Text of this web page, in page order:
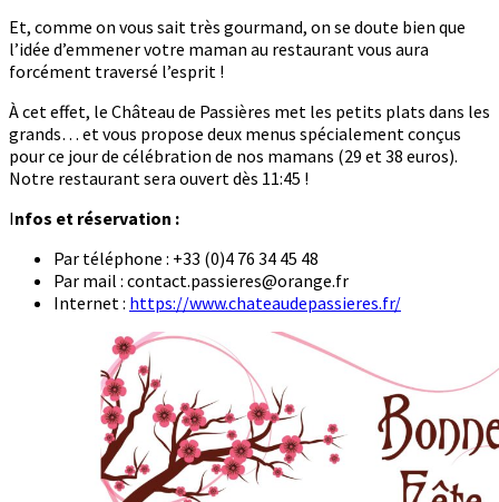
Et, comme on vous sait très gourmand, on se doute bien que
l’idée d’emmener votre maman au restaurant vous aura
forcément traversé l’esprit !
À cet effet, le Château de Passières met les petits plats dans les
grands… et vous propose deux menus spécialement conçus
pour ce jour de célébration de nos mamans (29 et 38 euros).
Notre restaurant sera ouvert dès 11:45 !
Infos et réservation :
Par téléphone : +33 (0)4 76 34 45 48
Par mail : contact.passieres@orange.fr
Internet : https://www.chateaudepassieres.fr/